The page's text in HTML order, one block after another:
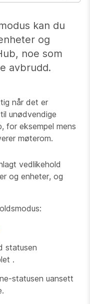
kan du
og
noe som
avbrudd.
når det er
unødvendige
for eksempel mens
møterom.
vedlikehold
og enheter, og
statusen
.
statusen uansett